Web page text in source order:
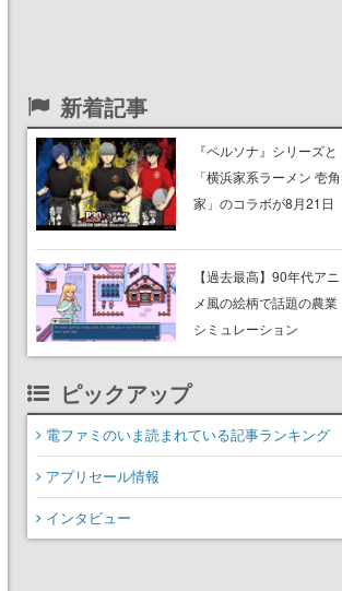
新着記事
『ペルソナ』シリーズと
「横浜家系ラーメン 壱角
家」のコラボが8月21日
んこつラーメンや、おい
しく食べられるカレーラ
ーメンがラインナップ
【過去最高】90年代アニ
メ風の絵柄で話題の農業
シミュレーション
RPG『Fields of Mistria』
リースと同時に人気沸騰
ピックアップ
電ファミのいま読まれている記事ランキング
アプリセール情報
インタビュー